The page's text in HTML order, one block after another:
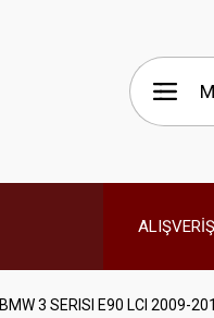
ALIŞVERİŞ
BMW 3 SERISI E90 LCI 2009-